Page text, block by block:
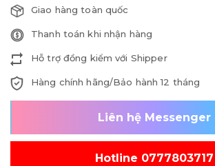
Giao hàng toàn quốc
Thanh toán khi nhận hàng
Hỗ trợ đồng kiểm với Shipper
Hàng chính hãng/Bảo hành 12 tháng
Liên hệ Messenger
Hotline 0777803717